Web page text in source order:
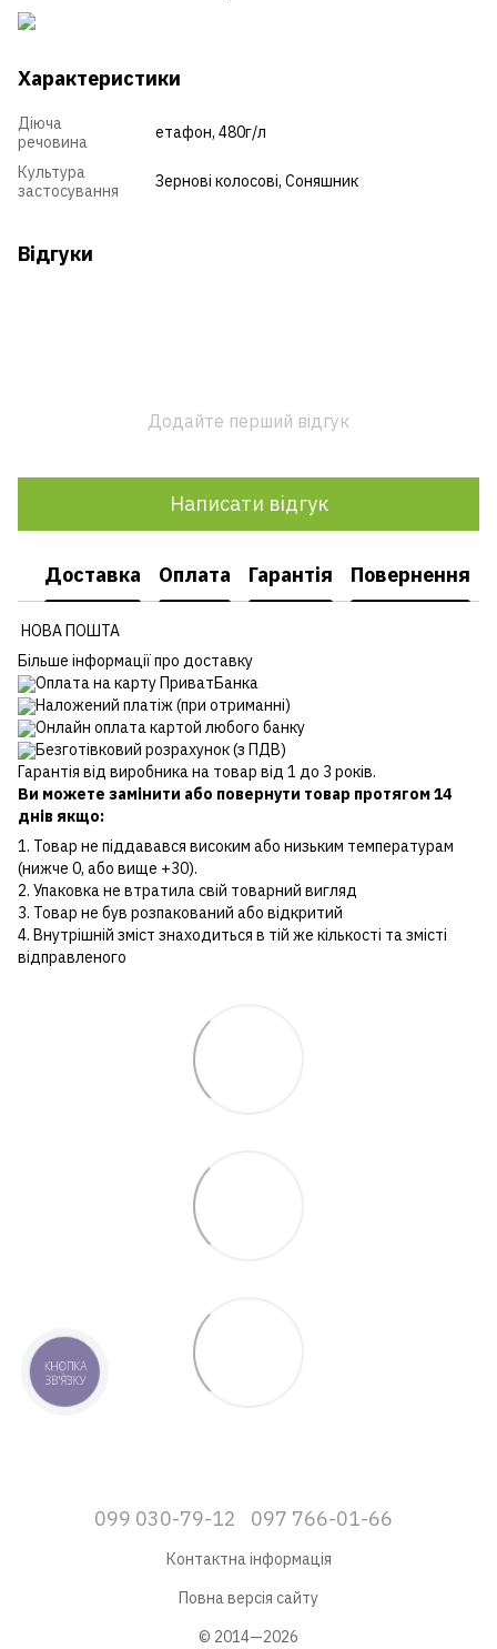
Характеристики
Діюча
речовина
етафон, 480г/л
Культура
застосування
Зернові колосові, Соняшник
Відгуки
Додайте перший відгук
Написати відгук
Доставка Оплата Гарантія Повернення
НОВА ПОШТА
Більше інформації про доставку
Оплата на карту ПриватБанка
Наложений платіж (при отриманні)
Онлайн оплата картой любого банку
Безготівковий розрахунок (з ПДВ)
Гарантія від виробника на товар від 1 до 3 років.
Ви можете замінити або повернути товар протягом 14
днів якщо:
1. Товар не піддавався високим або низьким температурам
(нижче 0, або вище +30).
2. Упаковка не втратила свій товарний вигляд
3. Товар не був розпакований або відкритий
4. Внутрішній зміст знаходиться в тій же кількості та змісті
відправленого
099 030-79-12 097 766-01-66
Контактна інформація
Повна версія сайту
© 2014—2026
КНОПКА
ЗВ'ЯЗКУ